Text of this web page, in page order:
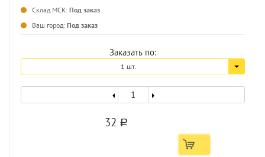
Склад МСК: Под заказ
Ваш город: Под заказ
Заказать по:
1 шт.
32 a